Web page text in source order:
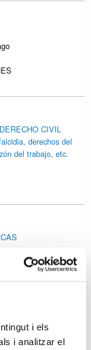
i els
i analitzar el
CIVIL
derechos del
del trabajo, etc.